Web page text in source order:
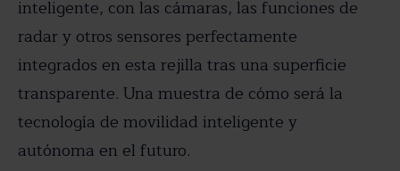
inteligente, con las cámaras, las funciones de
radar y otros sensores perfectamente
integrados en esta rejilla tras una superficie
transparente. Una muestra de cómo será la
tecnología de movilidad inteligente y
autónoma en el futuro.